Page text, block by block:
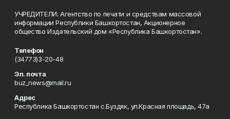
УЧРЕДИТЕЛИ: Агентство по печати и средствам массовой
информации Республики Башкортостан, Акционерное
общество Издательский дом «Республика Башкортостан».
Телефон
(34773)3-20-48
Эл. почта
buz_news@mail.ru
Адрес
Республика Башкортостан с.Буздяк, ул.Красная площадь, 47а